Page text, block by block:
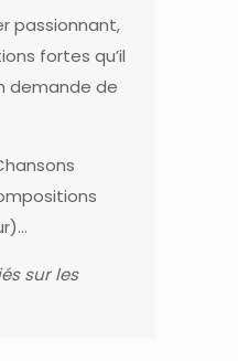
passionnant,
fortes qu’il
demande de
sur les